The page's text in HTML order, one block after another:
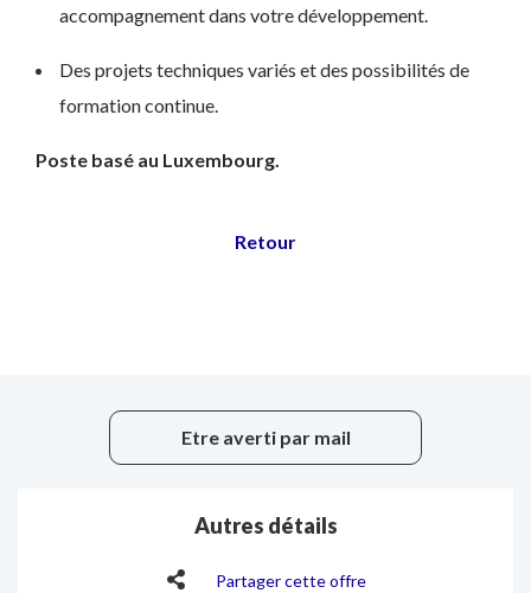
accompagnement dans votre développement.
Des projets techniques variés et des possibilités de
formation continue.
Poste basé au Luxembourg.
Etre averti par mail
Autres détails
Partager cette offre